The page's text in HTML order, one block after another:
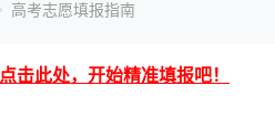
高考志愿填报指南
点击此处，开始精准填报吧！